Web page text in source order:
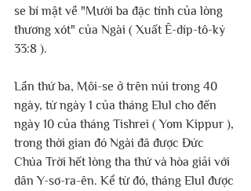
se bí mật về "Mười ba đặc tính của lòng
thương xót" của Ngài ( Xuất Ê-díp-tô-ký
33:8 ).
Lần thứ ba, Môi-se ở trên núi trong 40
ngày, từ ngày 1 của tháng Elul cho đến
ngày 10 của tháng Tishrei ( Yom Kippur ),
trong thời gian đó Ngài đã được Đức
Chúa Trời hết lòng tha thứ và hòa giải với
dân Y-sơ-ra-ên. Kể từ đó, tháng Elul được